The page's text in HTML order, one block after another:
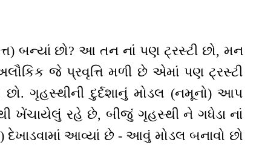
બન્યાં છો? આ તન નાં પણ ટ્રસ્ટી છો, મન
જે પ્રવૃત્તિ મળી છે એમાં પણ ટ્રસ્ટી
ગૃહસ્થીની દુર્દશાનું મોડલ (નમૂનો) આપ
ખેંચાયેલું રહે છે, બીજું ગૃહસ્થી ને ગધેડા નાં
આવ્યાં છે - આવું મોડલ બનાવો છો